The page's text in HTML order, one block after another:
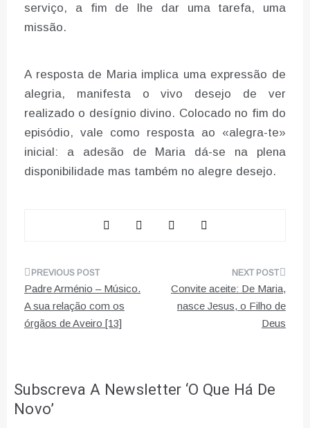
serviço, a fim de lhe dar uma tarefa, uma
missão.
A resposta de Maria implica uma expressão de
alegria, manifesta o vivo desejo de ver
realizado o desígnio divino. Colocado no fim do
episódio, vale como resposta ao «alegra-te»
inicial: a adesão de Maria dá-se na plena
disponibilidade mas também no alegre desejo.
Navegação
de
artigos
Padre Arménio – Músico.
A sua relação com os
órgãos de Aveiro [13]
Convite aceite: De Maria,
nasce Jesus, o Filho de
Deus
Subscreva A Newsletter ‘O Que Há De
Novo’